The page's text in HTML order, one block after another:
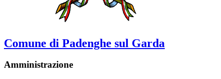
Comune di Padenghe sul Garda
Amministrazione